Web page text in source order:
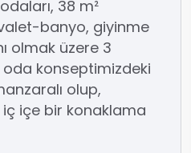
38 m²
banyo, giyinme
olmak üzere 3
konseptimizdeki
olup,
içe bir konaklama